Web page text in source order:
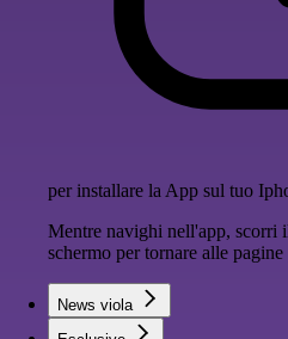
per installare la App sul tuo
Mentre navighi nell'app, scorri
schermo per tornare alle pagine
News viola